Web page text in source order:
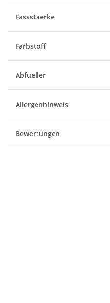
Fassstaerke
Farbstoff
Abfueller
Allergenhinweis
Bewertungen